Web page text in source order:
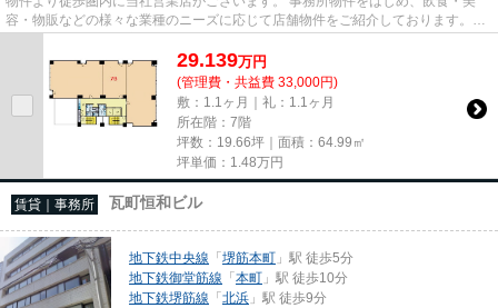
容・物販などの様々な業種のニーズに応じて店舗物件をご紹介しております。
尚、弊社ではおとり広告は一切...
29.139万円
(管理費・共益費 33,000円)
敷：1.1ヶ月｜礼：1.1ヶ月
所在階：7階
坪数：19.66坪｜面積：64.99㎡
坪単価： 1.48万円
賃貸｜事務所 瓦町恒和ビル
地下鉄中央線 「堺筋本町 」駅 徒歩5分
地下鉄御堂筋線 「本町 」駅 徒歩10分
地下鉄堺筋線 「北浜 」駅 徒歩9分